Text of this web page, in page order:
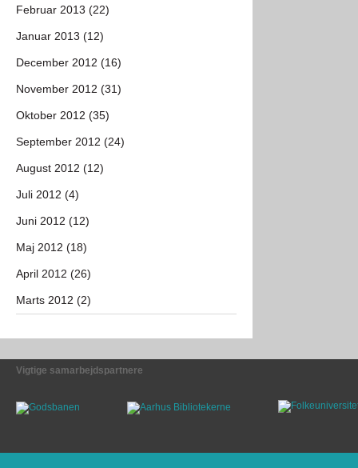
Februar 2013 (22)
Januar 2013 (12)
December 2012 (16)
November 2012 (31)
Oktober 2012 (35)
September 2012 (24)
August 2012 (12)
Juli 2012 (4)
Juni 2012 (12)
Maj 2012 (18)
April 2012 (26)
Marts 2012 (2)
Vigtige samarbejdspartnere